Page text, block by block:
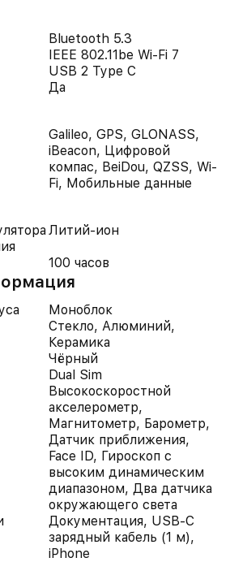
Bluetooth 5.3
IEEE 802.11be Wi-Fi 7
USB 2 Type C
Да
Galileo, GPS, GLONASS,
iBeacon, Цифровой
компас, BeiDou, QZSS, Wi-
Fi, Мобильные данные
Литий-ион
100 часов
Моноблок
Стекло, Алюминий,
Керамика
Чёрный
Dual Sim
Высокоскоростной
акселерометр,
Магнитометр, Барометр,
Датчик приближения,
Face ID, Гироскоп с
высоким динамическим
диапазоном, Два датчика
окружающего света
Документация, USB-C
зарядный кабель (1 м),
iPhone